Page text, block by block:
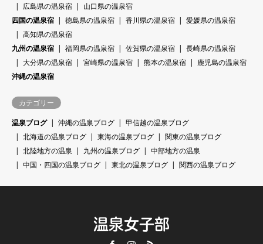
広島県の温泉宿
山口県の温泉宿
四国の温泉宿
徳島県の温泉宿 香川県の温泉宿
愛媛県の温泉宿
高知県の温泉宿
九州の温泉宿
福岡県の温泉宿 佐賀県の温泉宿
長崎県の温泉宿
大分県の温泉宿
宮崎県の温泉宿 熊本の温泉宿
鹿児島の温泉宿
沖縄の温泉宿
カテゴリー
温泉ブログ
沖縄の温泉ブログ
甲信越の温泉ブログ
北海道の温泉ブログ
東海の温泉ブログ
関東の温泉ブログ
北陸地方の温泉
九州の温泉ブログ
中部地方の温泉
中国・四国の温泉ブログ
東北の温泉ブログ 関西の温泉ブログ
温泉女子部